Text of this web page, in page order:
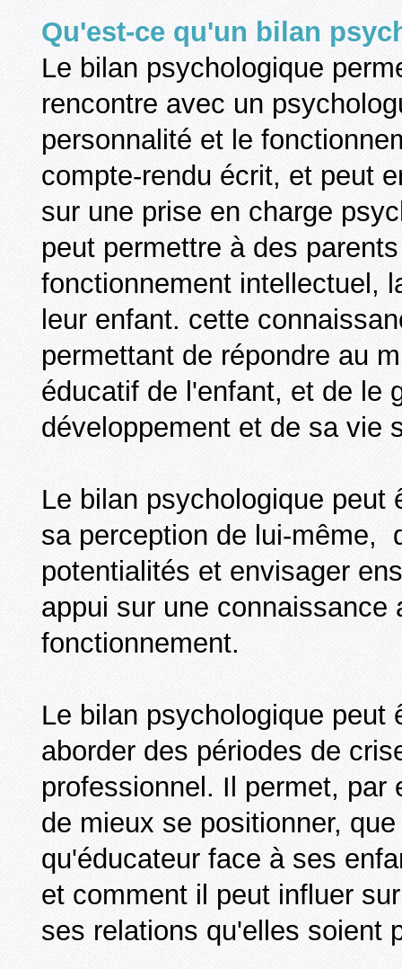
Qu'est-ce qu'un bilan
Le bilan psychologique
rencontre avec un
personnalité et le
compte-rendu écrit, et peut
sur une prise en charge
peut permettre à des
fonctionnement intellectuel,
leur enfant. cette
permettant de répondre au
éducatif de l'enfant, et de le
développement et de sa vie
Le bilan psychologique peut
sa perception de lui-même,
potentialités et envisager
appui sur une connaissance
fonctionnement.
Le bilan psychologique peut
aborder des périodes de
professionnel. Il permet,
de mieux se positionner,
qu'éducateur face à ses
et comment il peut influer
ses relations qu'elles soient